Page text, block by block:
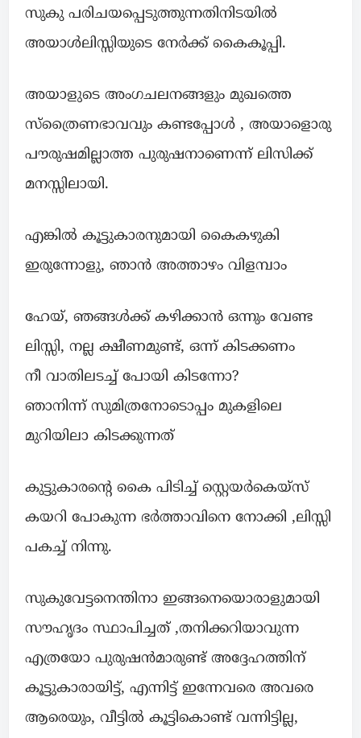
സുകു പരിചയപ്പെടുത്തുന്നതിനിടയിൽ
അയാൾലിസ്സിയുടെ നേർക്ക് കൈകൂപ്പി.
അയാളുടെ അംഗചലനങ്ങളും മുഖത്തെ
സ്ത്രൈണഭാവവും കണ്ടപ്പോൾ , അയാളൊരു
പൗരുഷമില്ലാത്ത പുരുഷനാണെന്ന് ലിസിക്ക്
മനസ്സിലായി.
എങ്കിൽ കൂട്ടുകാരനുമായി കൈകഴുകി
ഇരുന്നോളു, ഞാൻ അത്താഴം വിളമ്പാം
ഹേയ്, ഞങ്ങൾക്ക് കഴിക്കാൻ ഒന്നും വേണ്ട
ലിസ്സി, നല്ല ക്ഷീണമുണ്ട്, ഒന്ന് കിടക്കണം
നീ വാതിലടച്ച് പോയി കിടന്നോ?
ഞാനിന്ന് സുമിത്രനോടൊപ്പം മുകളിലെ
മുറിയിലാ കിടക്കുന്നത്
കുട്ടുകാരൻ്റെ കൈ പിടിച്ച് സ്റ്റെയർകെയ്സ്
കയറി പോകുന്ന ഭർത്താവിനെ നോക്കി ,ലിസ്സി
പകച്ച് നിന്നു.
സുകുവേട്ടനെന്തിനാ ഇങ്ങനെയൊരാളുമായി
സൗഹൃദം സ്ഥാപിച്ചത് ,തനിക്കറിയാവുന്ന
എത്രയോ പുരുഷൻമാരുണ്ട് അദ്ദേഹത്തിന്
കൂട്ടുകാരായിട്ട്, എന്നിട്ട് ഇന്നേവരെ അവരെ
ആരെയും, വീട്ടിൽ കൂട്ടികൊണ്ട് വന്നിട്ടില്ല,